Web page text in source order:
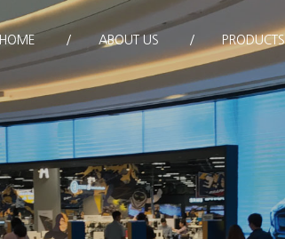
HOME ABOUT US PRODUCTS